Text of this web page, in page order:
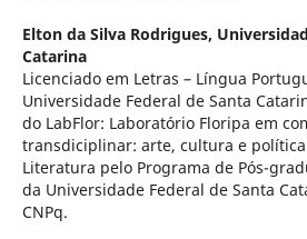
Elton da Silva Rodrigues,
Catarina
Licenciado em Letras – Língua
Universidade Federal de Santa
do LabFlor: Laboratório Floripa em
transdiciplinar: arte, cultura e
Literatura pelo Programa de Pós-
da Universidade Federal de Santa
CNPq.